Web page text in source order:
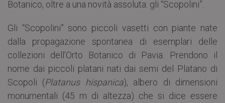
Botanico, oltre a una novità assoluta: gli “Scopolini”.
Gli “Scopolini” sono piccoli vasetti con piante nate
dalla propagazione spontanea di esemplari delle
collezioni dell’Orto Botanico di Pavia. Prendono il
nome dai piccoli platani nati dai semi del Platano di
Scopoli (Platanus hispanica), albero di dimensioni
monumentali (45 m di altezza) che si dice essere